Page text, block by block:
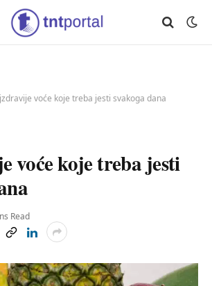
voće koje treba jesti svakoga dana
voće koje treba jesti
Read